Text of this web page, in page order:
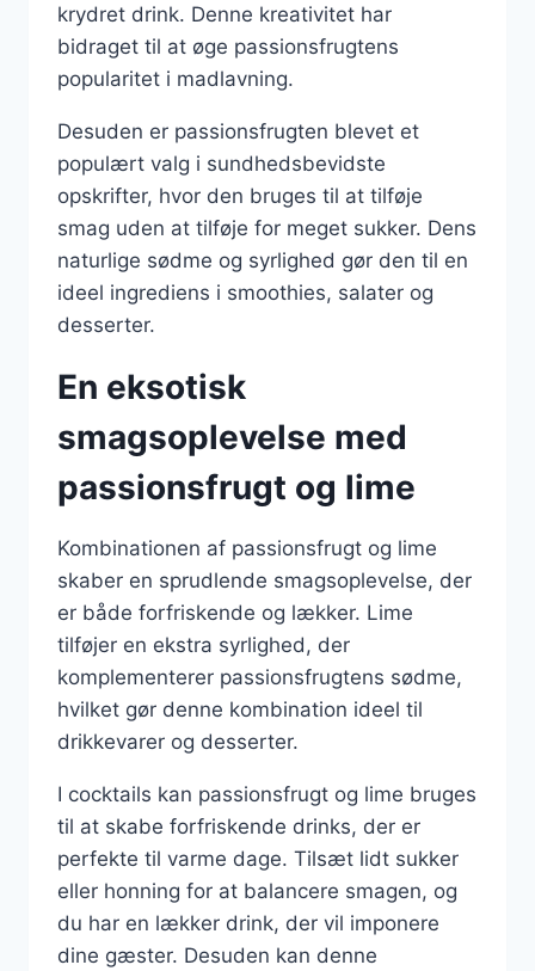
krydret drink. Denne kreativitet har
bidraget til at øge passionsfrugtens
popularitet i madlavning.
Desuden er passionsfrugten blevet et
populært valg i sundhedsbevidste
opskrifter, hvor den bruges til at tilføje
smag uden at tilføje for meget sukker. Dens
naturlige sødme og syrlighed gør den til en
ideel ingrediens i smoothies, salater og
desserter.
En eksotisk
smagsoplevelse med
passionsfrugt og lime
Kombinationen af passionsfrugt og lime
skaber en sprudlende smagsoplevelse, der
er både forfriskende og lækker. Lime
tilføjer en ekstra syrlighed, der
komplementerer passionsfrugtens sødme,
hvilket gør denne kombination ideel til
drikkevarer og desserter.
I cocktails kan passionsfrugt og lime bruges
til at skabe forfriskende drinks, der er
perfekte til varme dage. Tilsæt lidt sukker
eller honning for at balancere smagen, og
du har en lækker drink, der vil imponere
dine gæster. Desuden kan denne